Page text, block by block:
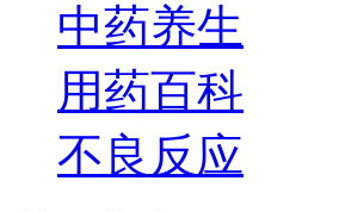
中药养生
用药百科
不良反应